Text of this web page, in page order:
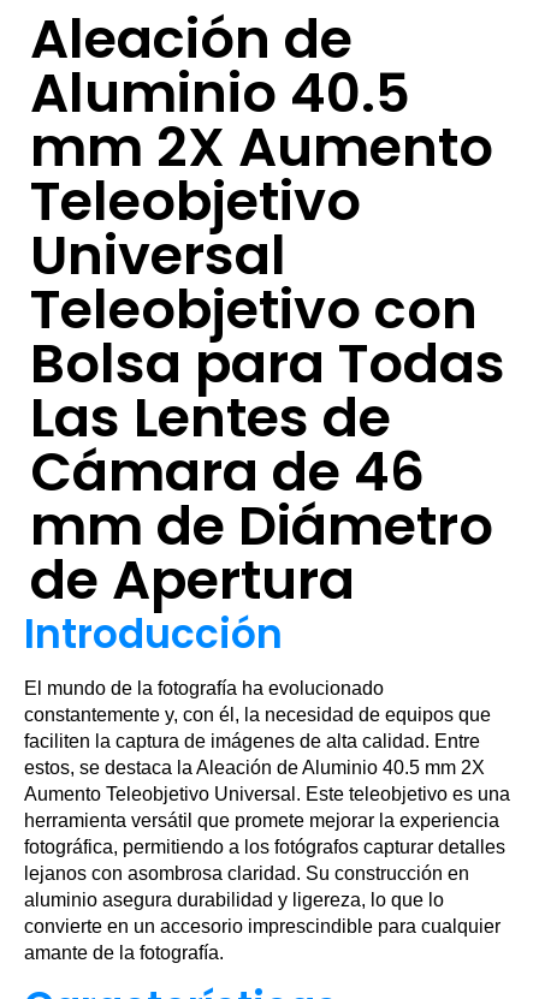
Aleación de
Aluminio 40.5
mm 2X Aumento
Teleobjetivo
Universal
Teleobjetivo con
Bolsa para Todas
Las Lentes de
Cámara de 46
mm de Diámetro
de Apertura
Introducción
El mundo de la fotografía ha evolucionado
constantemente y, con él, la necesidad de equipos que
faciliten la captura de imágenes de alta calidad. Entre
estos, se destaca la Aleación de Aluminio 40.5 mm 2X
Aumento Teleobjetivo Universal. Este teleobjetivo es una
herramienta versátil que promete mejorar la experiencia
fotográfica, permitiendo a los fotógrafos capturar detalles
lejanos con asombrosa claridad. Su construcción en
aluminio asegura durabilidad y ligereza, lo que lo
convierte en un accesorio imprescindible para cualquier
amante de la fotografía.